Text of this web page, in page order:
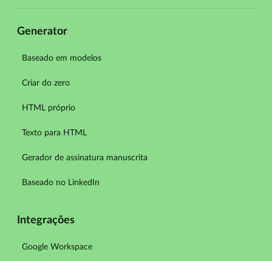
Generator
Baseado em modelos
Criar do zero
HTML próprio
Texto para HTML
Gerador de assinatura manuscrita
Baseado no LinkedIn
Integrações
Google Workspace